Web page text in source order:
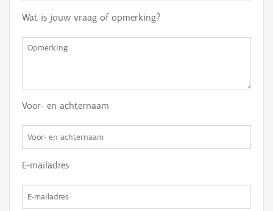
Wat is jouw vraag of opmerking?
Voor- en achternaam
E-mailadres